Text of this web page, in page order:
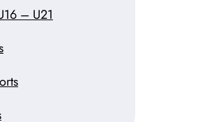
– U21